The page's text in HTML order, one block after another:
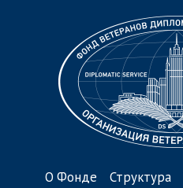
О Фонде Структура